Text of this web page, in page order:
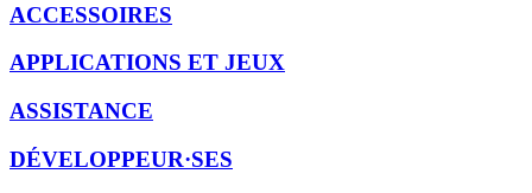
ACCESSOIRES
APPLICATIONS ET JEUX
ASSISTANCE
DÉVELOPPEUR·SES